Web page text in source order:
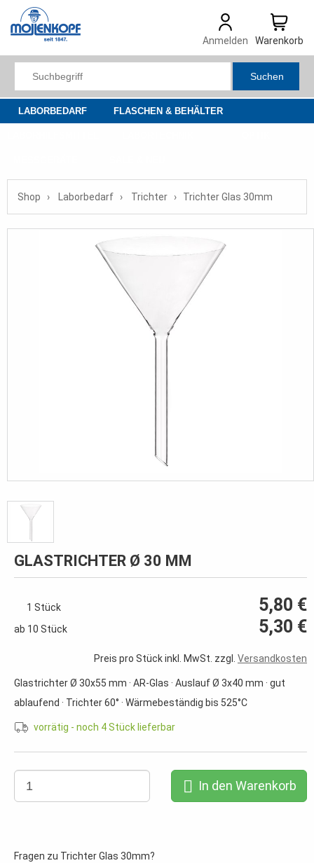
Anmelden Warenkorb
Suchen
LABORBEDARF FLASCHEN & BEHÄLTER
Shop Laborbedarf Trichter Trichter Glas 30mm
GLASTRICHTER Ø 30 MM
1 Stück 5,80 €
ab 10 Stück 5,30 €
Preis pro Stück inkl. MwSt. zzgl. Versandkosten
Glastrichter Ø 30x55 mm · AR-Glas · Auslauf Ø 3x40 mm · gut
ablaufend · Trichter 60° · Wärmebeständig bis 525°C
vorrätig - noch 4 Stück lieferbar
In den Warenkorb
Fragen zu Trichter Glas 30mm?